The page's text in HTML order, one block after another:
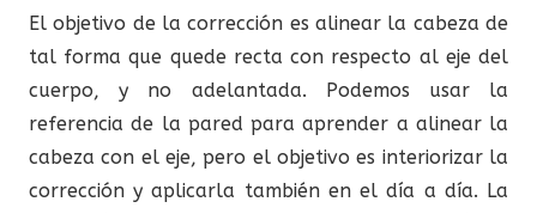
El objetivo de la corrección es alinear la cabeza de
tal forma que quede recta con respecto al eje del
cuerpo, y no adelantada. Podemos usar la
referencia de la pared para aprender a alinear la
cabeza con el eje, pero el objetivo es interiorizar la
corrección y aplicarla también en el día a día. La